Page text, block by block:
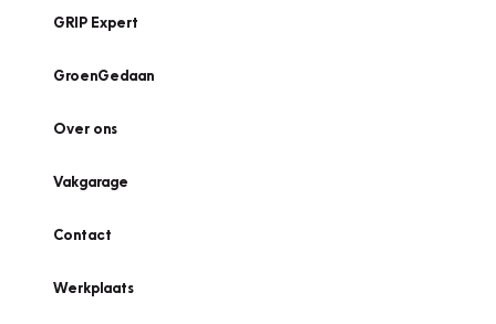
GRIP Expert
GroenGedaan
Over ons
Vakgarage
Contact
Werkplaats